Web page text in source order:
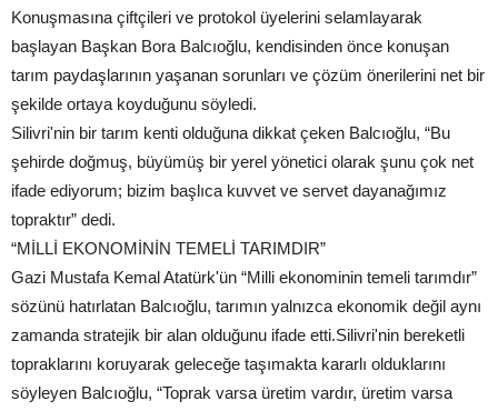
Konuşmasına çiftçileri ve protokol üyelerini selamlayarak
başlayan Başkan Bora Balcıoğlu, kendisinden önce konuşan
tarım paydaşlarının yaşanan sorunları ve çözüm önerilerini net bir
şekilde ortaya koyduğunu söyledi.
Silivri'nin bir tarım kenti olduğuna dikkat çeken Balcıoğlu, “Bu
şehirde doğmuş, büyümüş bir yerel yönetici olarak şunu çok net
ifade ediyorum; bizim başlıca kuvvet ve servet dayanağımız
topraktır” dedi.
“MİLLİ EKONOMİNİN TEMELİ TARIMDIR”
Gazi Mustafa Kemal Atatürk'ün “Milli ekonominin temeli tarımdır”
sözünü hatırlatan Balcıoğlu, tarımın yalnızca ekonomik değil aynı
zamanda stratejik bir alan olduğunu ifade etti.Silivri'nin bereketli
topraklarını koruyarak geleceğe taşımakta kararlı olduklarını
söyleyen Balcıoğlu, “Toprak varsa üretim vardır, üretim varsa